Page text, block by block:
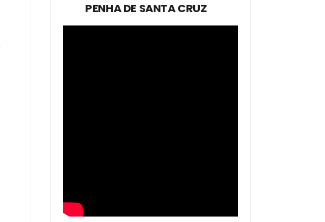
PENHA DE SANTA CRUZ